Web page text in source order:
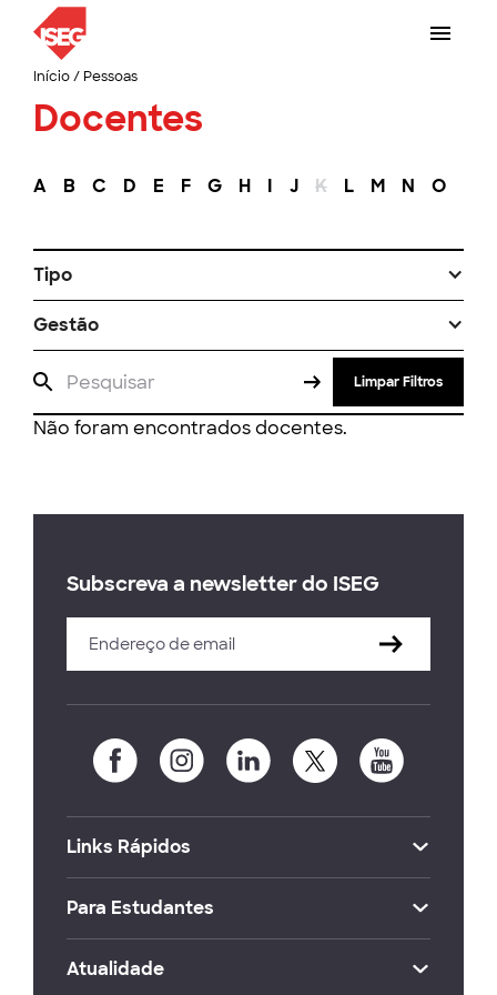
Início/ Pessoas
Docentes
A B C D E F G H I J K L M N O
Tipo
Gestão
Limpar Filtros
Não foram encontrados docentes.
Subscreva a newsletter do ISEG
Links Rápidos
Para Estudantes
Atualidade